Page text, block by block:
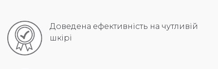
Доведена ефективність на чутливій
шкірі